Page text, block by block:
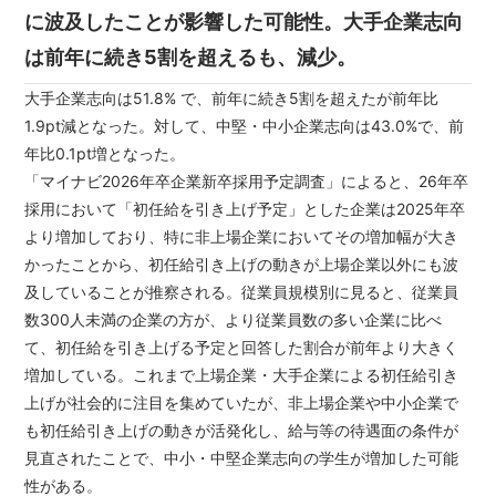
に波及したことが影響した可能性。大手企業志向
は前年に続き5割を超えるも、減少。
大手企業志向は51.8% で、前年に続き5割を超えたが前年比
1.9pt減となった。対して、中堅・中小企業志向は43.0%で、前
年比0.1pt増となった。
「マイナビ2026年卒企業新卒採用予定調査」によると、26年卒
採用において「初任給を引き上げ予定」とした企業は2025年卒
より増加しており、特に非上場企業においてその増加幅が大き
かったことから、初任給引き上げの動きが上場企業以外にも波
及していることが推察される。従業員規模別に見ると、従業員
数300人未満の企業の方が、より従業員数の多い企業に比べ
て、初任給を引き上げる予定と回答した割合が前年より大きく
増加している。これまで上場企業・大手企業による初任給引き
上げが社会的に注目を集めていたが、非上場企業や中小企業で
も初任給引き上げの動きが活発化し、給与等の待遇面の条件が
見直されたことで、中小・中堅企業志向の学生が増加した可能
性がある。